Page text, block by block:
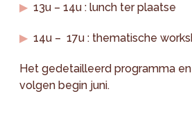
13u – 14u : lunch ter plaatse
14u – 17u : thematische
Het gedetailleerd programma
volgen begin juni.